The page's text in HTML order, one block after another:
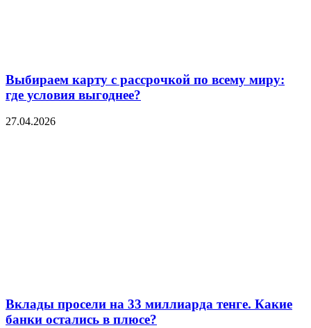
Выбираем карту с рассрочкой по всему миру:
где условия выгоднее?
27.04.2026
Вклады просели на 33 миллиарда тенге. Какие
банки остались в плюсе?